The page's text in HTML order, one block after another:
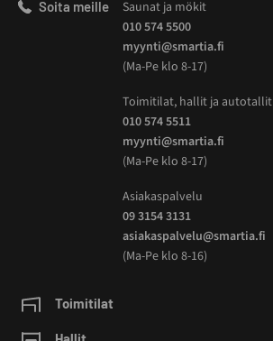
Soita meille
Saunat ja mökit
010 574 5500
myynti@smartia.fi
(Ma-Pe klo 8-17)
Toimitilat, hallit ja autotallit
010 574 5511
myynti@smartia.fi
(Ma-Pe klo 8-17)
Asiakaspalvelu
09 3154 3131
asiakaspalvelu@smartia.fi
(Ma-Pe klo 8-16)
Toimitilat